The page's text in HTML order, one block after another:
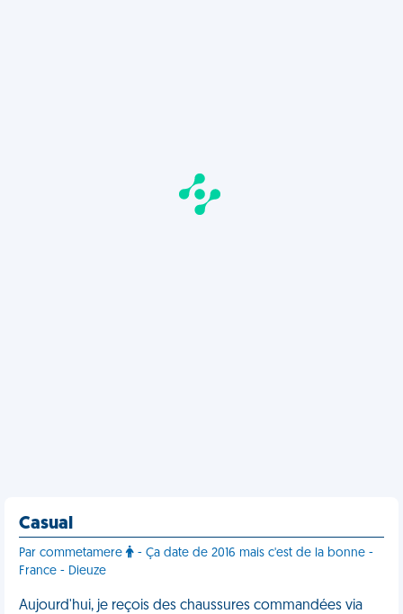
Casual
Par commetamere
- Ça date de 2016 mais c'est de la bonne -
France - Dieuze
Aujourd'hui, je reçois des chaussures commandées via